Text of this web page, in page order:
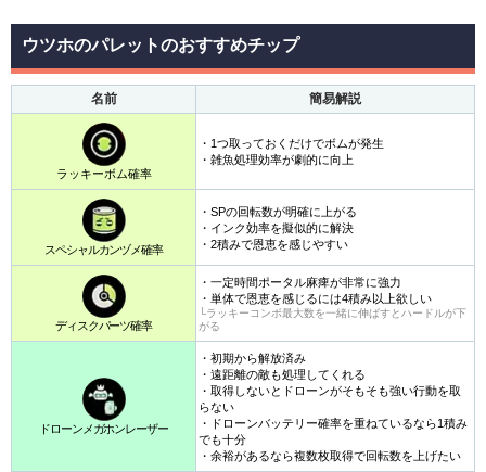
ウツホのパレットのおすすめチップ
名前 簡易解説
ラッキーボム確率
・1つ取っておくだけでボムが発生
・雑魚処理効率が劇的に向上
スペシャルカンヅメ確率
・SPの回転数が明確に上がる
・インク効率を擬似的に解決
・2積みで恩恵を感じやすい
ディスクパーツ確率
・一定時間ポータル麻痺が非常に強力
・単体で恩恵を感じるには4積み以上欲しい
└ラッキーコンボ最大数を一緒に伸ばすとハードルが下
がる
ドローンメガホンレーザー
・初期から解放済み
・遠距離の敵も処理してくれる
・取得しないとドローンがそもそも強い行動を取
らない
・ドローンバッテリー確率を重ねているなら1積み
でも十分
・余裕があるなら複数枚取得で回転数を上げたい